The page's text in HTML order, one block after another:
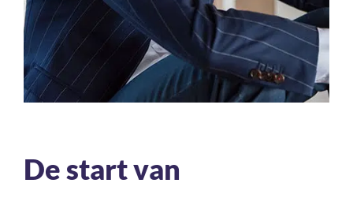
De start van